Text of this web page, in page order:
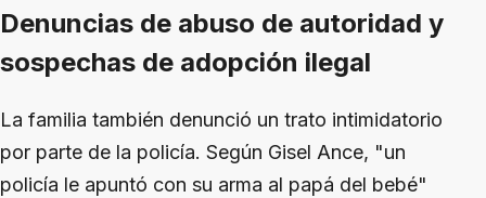
Denuncias de abuso de autoridad y
sospechas de adopción ilegal
La familia también denunció un trato intimidatorio
por parte de la policía. Según Gisel Ance, "un
policía le apuntó con su arma al papá del bebé"